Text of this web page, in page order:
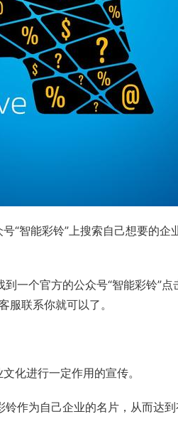
“智能彩铃”上搜索自己想要的
一个官方的公众号“智能彩铃”
服联系你就可以了。
化进行一定作用的宣传。
作为自己企业的名片，从而达到